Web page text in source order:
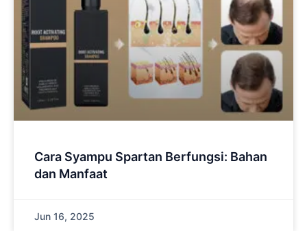
Cara Syampu Spartan Berfungsi: Bahan
dan Manfaat
Jun 16, 2025